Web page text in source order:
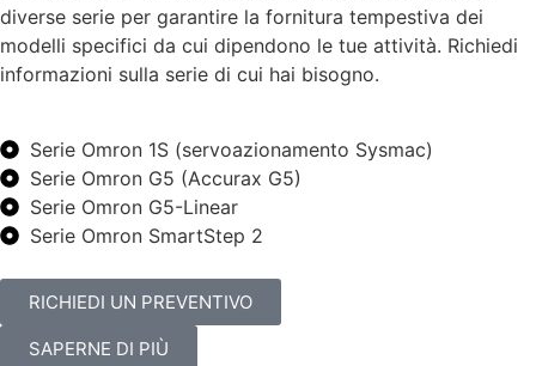
diverse serie per garantire la fornitura tempestiva dei
modelli specifici da cui dipendono le tue attività. Richiedi
informazioni sulla serie di cui hai bisogno.
Serie Omron 1S (servoazionamento Sysmac)
Serie Omron G5 (Accurax G5)
Serie Omron G5-Linear
Serie Omron SmartStep 2
RICHIEDI UN PREVENTIVO
SAPERNE DI PIÙ